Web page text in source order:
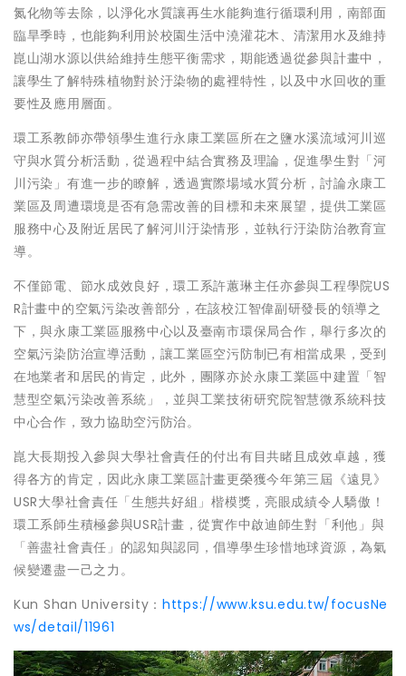
氮化物等去除，以淨化水質讓再生水能夠進行循環利用，南部面
臨旱季時，也能夠利用於校園生活中澆灌花木、清潔用水及維持
崑山湖水源以供給維持生態平衡需求，期能透過從參與計畫中，
讓學生了解特殊植物對於汙染物的處裡特性，以及中水回收的重
要性及應用層面。
環工系教師亦帶領學生進行永康工業區所在之鹽水溪流域河川巡
守與水質分析活動，從過程中結合實務及理論，促進學生對「河
川污染」有進一步的瞭解，透過實際場域水質分析，討論永康工
業區及周遭環境是否有急需改善的目標和未來展望，提供工業區
服務中心及附近居民了解河川汙染情形，並執行汙染防治教育宣
導。
不僅節電、節水成效良好，環工系許蕙琳主任亦參與工程學院US
R計畫中的空氣污染改善部分，在該校江智偉副研發長的領導之
下，與永康工業區服務中心以及臺南市環保局合作，舉行多次的
空氣污染防治宣導活動，讓工業區空污防制已有相當成果，受到
在地業者和居民的肯定，此外，團隊亦於永康工業區中建置「智
慧型空氣污染改善系統」，並與工業技術研究院智慧微系統科技
中心合作，致力協助空污防治。
崑大長期投入參與大學社會責任的付出有目共睹且成效卓越，獲
得各方的肯定，因此永康工業區計畫更榮獲今年第三屆《遠見》
USR大學社會責任「生態共好組」楷模獎，亮眼成績令人驕傲！
環工系師生積極參與USR計畫，從實作中啟迪師生對「利他」與
「善盡社會責任」的認知與認同，倡導學生珍惜地球資源，為氣
候變遷盡一己之力。
Kun Shan University： https://www.ksu.edu.tw/focusNe
ws/detail/11961